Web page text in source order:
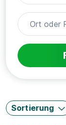
Sortierung